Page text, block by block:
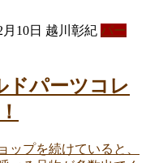
10日 越川彰紀 パー
ップを続けていると、